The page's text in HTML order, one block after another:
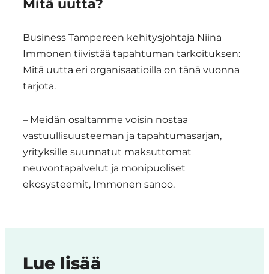
Mitä uutta?
Business Tampereen kehitysjohtaja Niina
Immonen tiivistää tapahtuman tarkoituksen:
Mitä uutta eri organisaatioilla on tänä vuonna
tarjota.
– Meidän osaltamme voisin nostaa
vastuullisuusteeman ja tapahtumasarjan,
yrityksille suunnatut maksuttomat
neuvontapalvelut ja monipuoliset
ekosysteemit, Immonen sanoo.
Lue lisää